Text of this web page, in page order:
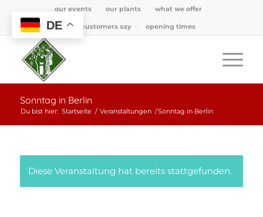
our events our plants what we offer
what customers say opening times
Sonntag in Berlin
Du bist hier: Startseite / Veranstaltungen /Sonntag in Berlin
Diese Veranstaltung hat bereits stattgefunden.
DE